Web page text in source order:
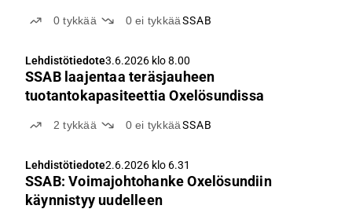
0tykkää 0ei tykkääSSAB
Lehdistötiedote3.6.2026 klo 8.00
SSAB laajentaa teräsjauheen
tuotantokapasiteettia Oxelösundissa
2tykkää 0ei tykkääSSAB
Lehdistötiedote2.6.2026 klo 6.31
SSAB: Voimajohtohanke Oxelösundiin
käynnistyy uudelleen